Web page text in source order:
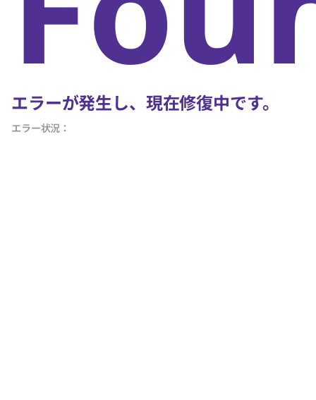
エラーが発生し、現在修復中です。
エラー状況：